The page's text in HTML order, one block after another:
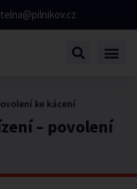
– povolení
ke kácení